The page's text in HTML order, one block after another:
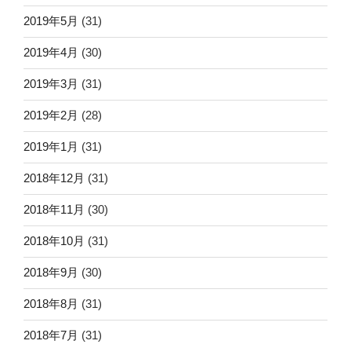
2019年5月 (31)
2019年4月 (30)
2019年3月 (31)
2019年2月 (28)
2019年1月 (31)
2018年12月 (31)
2018年11月 (30)
2018年10月 (31)
2018年9月 (30)
2018年8月 (31)
2018年7月 (31)